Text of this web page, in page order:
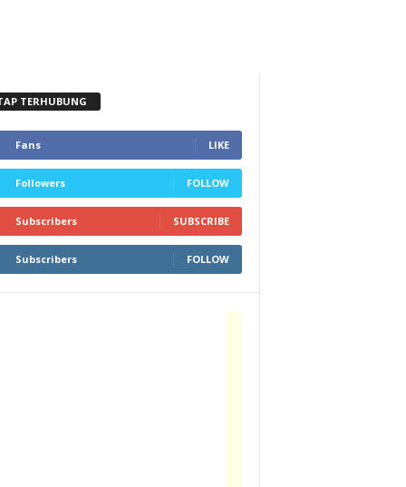
TERHUBUNG
Fans LIKE
Followers FOLLOW
Subscribers SUBSCRIBE
Subscribers FOLLOW